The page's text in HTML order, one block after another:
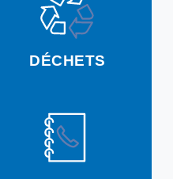
DÉCHETS